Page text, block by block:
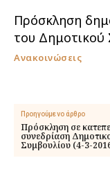
Πρόσκληση
του Δημοτικού
Ανακοινώσεις
Προηγούμενο άρθρο
Πρόσκληση σε
συνεδρίαση
Συμβουλίου (4-3-